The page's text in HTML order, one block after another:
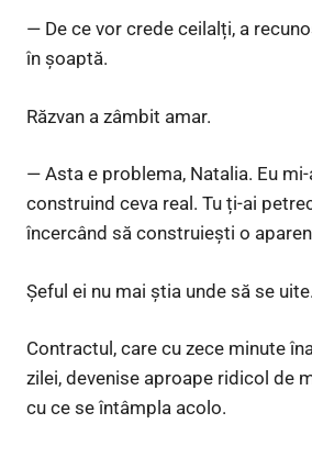
— De ce vor crede ceilalți, a
în șoaptă.
Răzvan a zâmbit amar.
— Asta e problema, Natalia. Eu
construind ceva real. Tu ți-ai
încercând să construiești o
Șeful ei nu mai știa unde să se uite.
Contractul, care cu zece minute
zilei, devenise aproape ridicol de
cu ce se întâmpla acolo.